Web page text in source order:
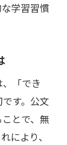
学習習慣
「でき
す。公文
とで、無
により、